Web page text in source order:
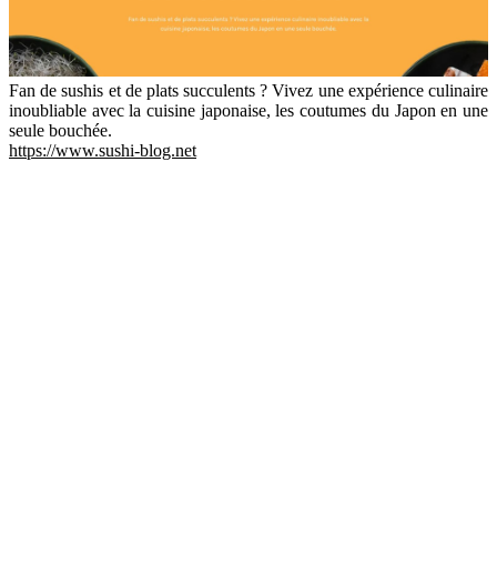
Fan de sushis et de plats succulents ? Vivez une expérience culinaire
inoubliable avec la cuisine japonaise, les coutumes du Japon en une
seule bouchée.
https://www.sushi-blog.net